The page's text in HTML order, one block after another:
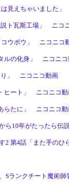
は見えちゃいました
説ト瓦斯工場」 ニコ
コウボウ」 ニコニコ
ルの化身」 ニコニ
り」 ニコニコ動画
ヒート」 ニコニコ
らたに」 ニコニコ動
ら10年がたったら
2 第4話「また手の
Sランクチート魔術